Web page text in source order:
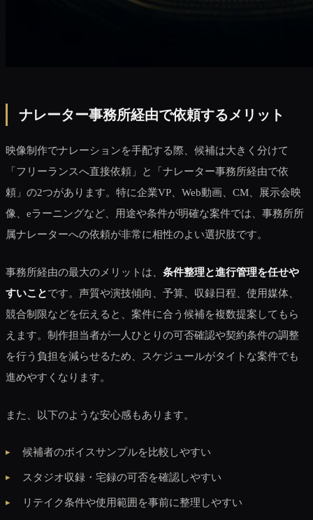
ナレーター事務所経由で依頼するメリット
映像制作でナレーションを手配する際、候補は大きく分けて
「フリーランスへ直接依頼」と「ナレーター事務所経由で依
頼」の2つがあります。特に企業VP、Web動画、CM、展示会映
像、eラーニングなど、用途や条件が明確な案件では、事務所所
属ナレーターへの依頼が非常に相性のよい選択肢です。
事務所経由の最大のメリットは、 条件整理と進行管理を任せや
すいことです。声質や演技傾向、予算、収録日程、使用媒体、
競合制限などを伝えると、案件に合う候補を複数提案してもら
えます。制作担当者が一人ひとりの可否確認や契約条件の調整
を行う負担を減らせるため、スケジュールがタイトな案件でも
進めやすくなります。
また、以下のような安心感もあります。
候補者のボイスサンプルを比較しやすい
スタジオ収録・宅録の可否を確認しやすい
リテイク条件や使用範囲を事前に整理しやすい